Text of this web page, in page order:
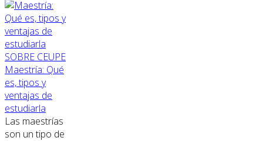
SOBRE CEUPE
Maestría: Qué
es, tipos y
ventajas de
estudiarla
Las maestrías
son un tipo de